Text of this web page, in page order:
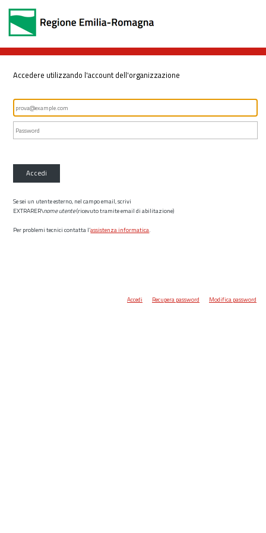
Accedere utilizzando l'account dell'organizzazione
Accedi
Se sei un utente esterno, nel campo email, scrivi
EXTRARER\nome utente(ricevuto tramite email di abilitazione)
Per problemi tecnici contatta l’assistenza informatica.
Accedi Recupera password Modifica password